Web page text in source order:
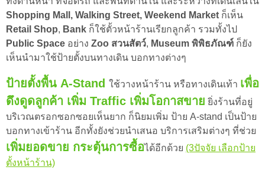
Shopping Mall, Walking Street, Weekend Market ก็เห็น
Retail Shop, Bank ก็ใช้ตั้วหน้าร้านเรียกลูกค้า รวมทั้งไป
Public Space อย่าง Zoo สวนสัตว์, Museum พิพิธภัณฑ์ ก็ยัง
เห็นนำมาใช้ป้ายตั้งบนทางเดิน บอกทางต่างๆ
ป้ายตั้งพื้น A-Stand ใช้วางหน้าร้าน หรือทางเดินเท้า เพื่อ
ดึงดูดลูกค้า เพิ่ม Traffic เพิ่มโอกาสขาย ยิ่งร้านที่อยู่
บริเวณตรอกซอกซอยเห็นยาก ก็นิยมเพิ่ม ป้าย A-stand เป็นป้าย
บอกทางเข้าร้าน อีกทั้งยังช่วยนำเสนอ บริการเสริมต่างๆ ที่ช่วย
เพิ่มยอดขาย กระตุ้นการซื้อได้อีกด้วย (3ปัจจัย เลือกป้าย
ตั้งหน้าร้าน)